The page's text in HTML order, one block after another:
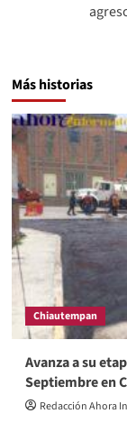
Más historias
Chiautempan
Avanza a su
Septiembre en
Redacción Ahora